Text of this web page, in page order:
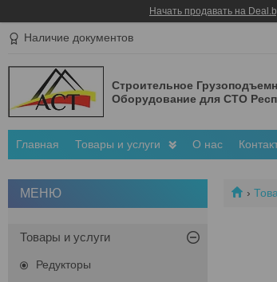
Начать продавать на
Наличие документов
Строительное
Оборудование для СТО
Главная Товары и услуги О нас
Товары и услуги
Редукторы